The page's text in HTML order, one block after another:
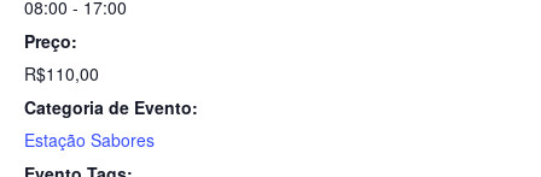
08:00 - 17:00
Preço:
R$110,00
Categoria de Evento:
Estação Sabores